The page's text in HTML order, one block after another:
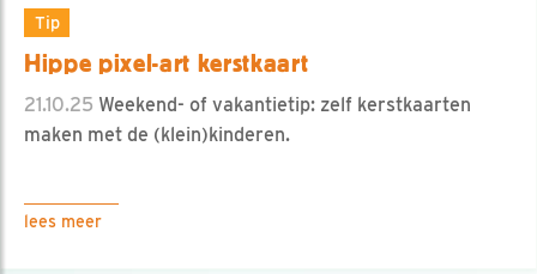
Tip
Hippe pixel-art kerstkaart
21.10.25 Weekend- of vakantietip: zelf kerstkaarten
maken met de (klein)kinderen.
lees meer